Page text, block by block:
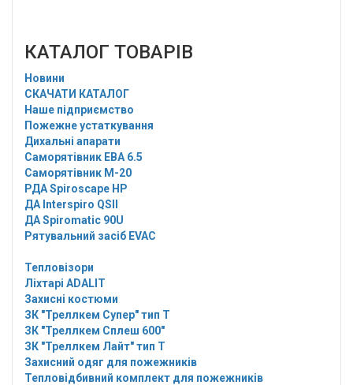
КАТАЛОГ ТОВАРІВ
Новини
СКАЧАТИ КАТАЛОГ
Наше підприємство
Пожежне устаткування
Дихальні апарати
Саморятівник EBA 6.5
Саморятівник M-20
РДА Spiroscape HP
ДА Interspiro QSII
ДА Spiromatic 90U
Рятувальний засіб EVAC
Тепловізори
Ліхтарі ADALIT
Захисні костюми
ЗК "Треллкем Супер" тип Т
ЗК "Треллкем Сплеш 600"
ЗК "Треллкем Лайт" тип Т
Захисний одяг для пожежників
Тепловідбивний комплект для пожежників